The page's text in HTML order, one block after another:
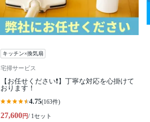
キッチン×換気扇
宅掃サービス
【お任せください❗️】丁寧な対応を心掛けて
おります！
4.75(163件)
27,600円/ 1セット